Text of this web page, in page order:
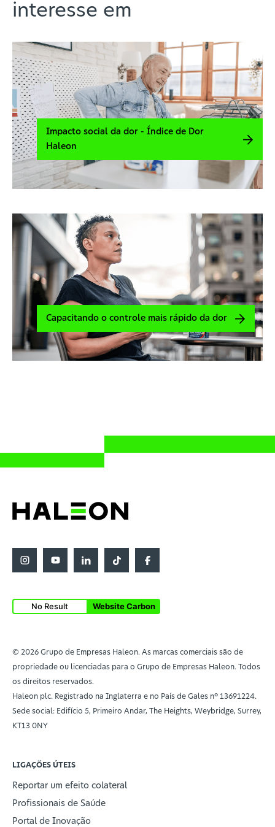
interesse em
Impacto social da dor - Índice de Dor
Haleon
Capacitando o controle mais rápido da dor
No Result Website Carbon
© 2026 Grupo de Empresas Haleon. As marcas comerciais são de
propriedade ou licenciadas para o Grupo de Empresas Haleon. Todos
os direitos reservados.
Haleon plc. Registrado na Inglaterra e no País de Gales nº 13691224.
Sede social: Edifício 5, Primeiro Andar, The Heights, Weybridge, Surrey,
KT13 0NY
LIGAÇÕES ÚTEIS
Reportar um efeito colateral
Profissionais de Saúde
Portal de Inovação